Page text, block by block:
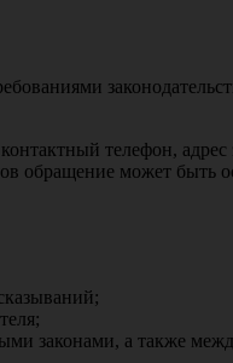
телефон,
обращение может быть
законами, а также